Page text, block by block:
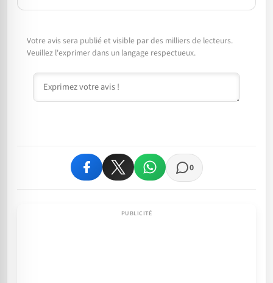
Votre avis sera publié et visible par des milliers de lecteurs.
Veuillez l'exprimer dans un langage respectueux.
Commentaire
0